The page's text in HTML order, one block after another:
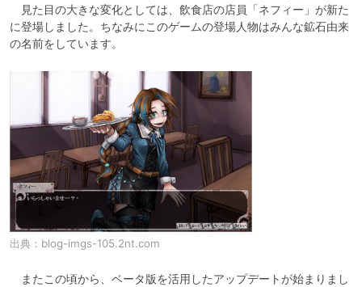
見た目の大きな変化としては、飲食店の店員「ネフィー」が新た
に登場しました。ちなみにこのゲームの登場人物はみんな鉱石由来
の名前をしています。
出典： blog-imgs-105.2nt.com
またこの頃から、ベータ版を活用したアップデートが始まりまし